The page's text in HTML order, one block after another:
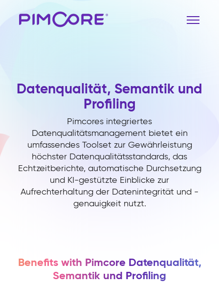
Datenqualität, Semantik und
Profiling
Pimcores integriertes
Datenqualitätsmanagement bietet ein
umfassendes Toolset zur Gewährleistung
höchster Datenqualitätsstandards, das
Echtzeitberichte, automatische Durchsetzung
und KI-gestützte Einblicke zur
Aufrechterhaltung der Datenintegrität und -
genauigkeit nutzt.
Benefits with Pimcore Datenqualität,
Semantik und Profiling